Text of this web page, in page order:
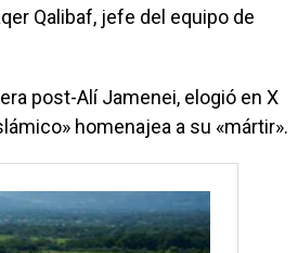
Qalibaf, jefe del equipo de
post-Alí Jamenei, elogió en X
homenajea a su «mártir».